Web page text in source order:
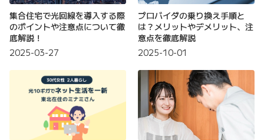
集合住宅で光回線を導入する際
のポイントや注意点について徹
底解説！
2025-03-27
プロバイダの乗り換え手順と
は？メリットやデメリット、注
意点を徹底解説
2025-10-01